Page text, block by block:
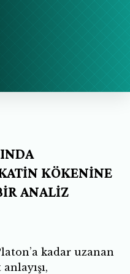
KÖKENİNE
ANALİZ
kadar uzanan